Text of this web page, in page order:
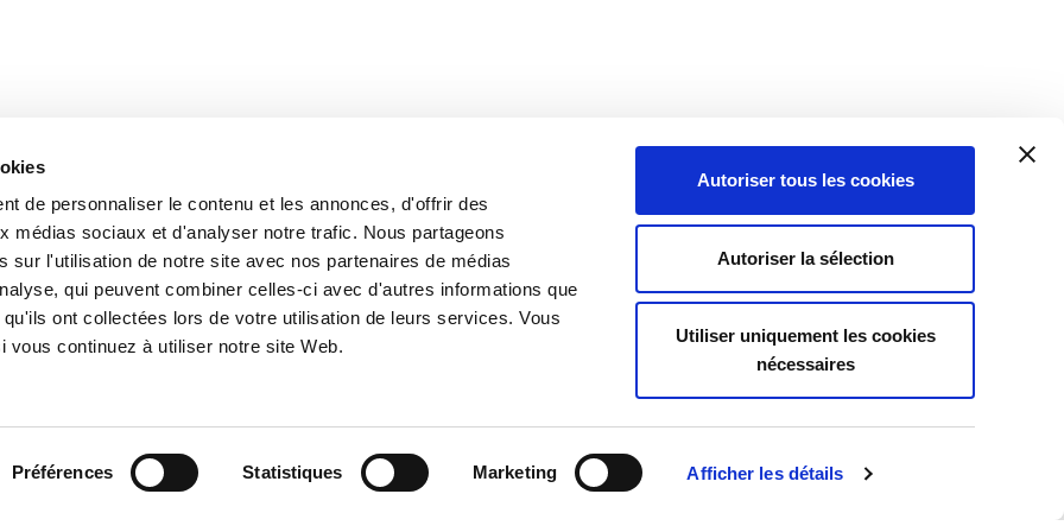
de personnaliser le contenu et les annonces, d'offrir des
médias sociaux et d'analyser notre trafic. Nous partageons
sur l'utilisation de notre site avec nos partenaires de médias
qui peuvent combiner celles-ci avec d'autres informations que
ont collectées lors de votre utilisation de leurs services. Vous
vous continuez à utiliser notre site Web.
Préférences Statistiques Marketing Afficher les détails
Autoriser tous les cookies
Autoriser la sélection
Utiliser uniquement les cookies
nécessaires
candidats concernés devaient produire un
de la part d’une entreprise d’un
ci sur la base d’un contrat à durée
par la CCNT du secteur. Parmi les
extrait de casier judiciaire, que le candidat
Insights
Practice
Publications
Tu sais que